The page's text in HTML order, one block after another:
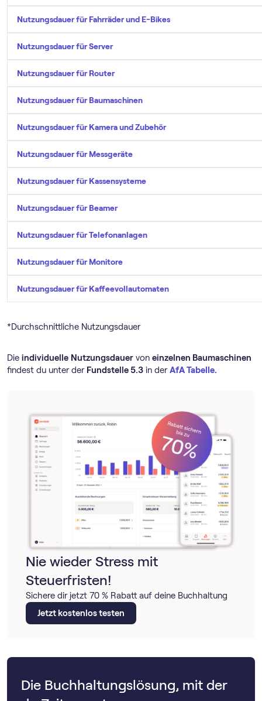
Nie wieder Stress mit
Steuerfristen!
Sichere dir jetzt 70 % Rabatt auf deine Buchhaltung
Jetzt kostenlos testen
Nutzungsdauer für Fahrräder und E-Bikes
Nutzungsdauer für Server
Nutzungsdauer für Router
Nutzungsdauer für Baumaschinen
Nutzungsdauer für Kamera und Zubehör
Nutzungsdauer für Messgeräte
Nutzungsdauer für Kassensysteme
Nutzungsdauer für Beamer
Nutzungsdauer für Telefonanlagen
Nutzungsdauer für Monitore
Nutzungsdauer für Kaffeevollautomaten
*Durchschnittliche Nutzungsdauer
Die individuelle Nutzungsdauer von einzelnen Baumaschinen
findest du unter der Fundstelle 5.3 in derAfA Tabelle.
Die Buchhaltungslösung, mit der